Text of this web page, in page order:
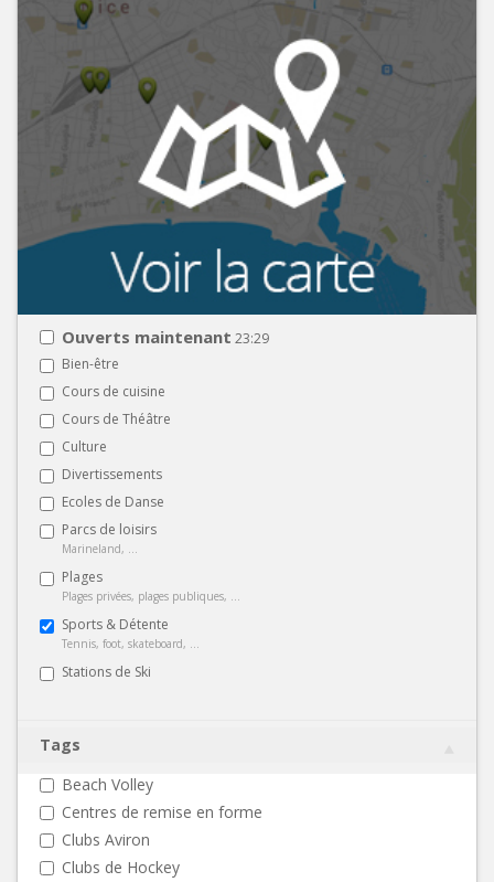
Ouverts maintenant 23:29
Bien-être
Cours de cuisine
Cours de Théâtre
Culture
Divertissements
Ecoles de Danse
Parcs de loisirs
Marineland, ...
Plages
Plages privées, plages publiques, ...
Sports & Détente
Tennis, foot, skateboard, ...
Stations de Ski
Tags
Beach Volley
Centres de remise en forme
Clubs Aviron
Clubs de Hockey